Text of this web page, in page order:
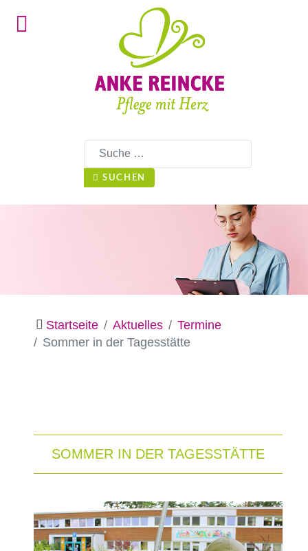
Suchen
SUCHEN
Startseite Aktuelles
Termine
Sommer in der Tagesstätte
SOMMER IN DER TAGESSTÄTTE